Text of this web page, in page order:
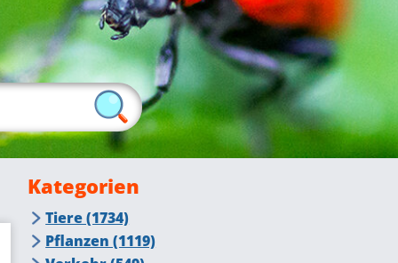
Kategorien
Tiere (1734)
Insekten (415)
Pflanzen (1119)